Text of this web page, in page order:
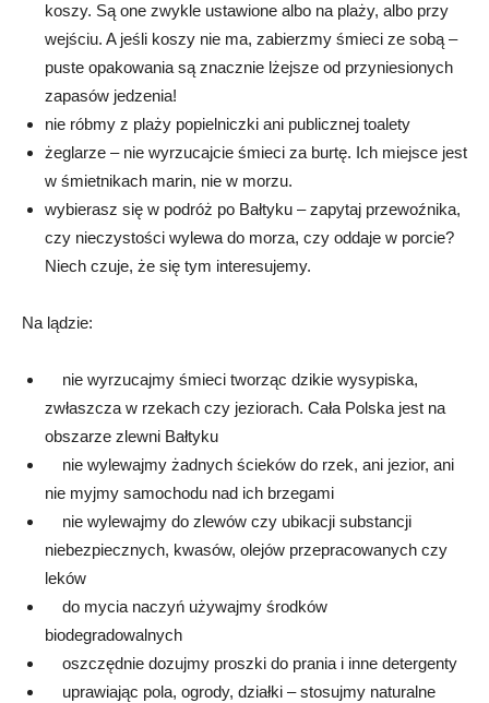
koszy. Są one zwykle ustawione albo na plaży, albo przy
wejściu. A jeśli koszy nie ma, zabierzmy śmieci ze sobą –
puste opakowania są znacznie lżejsze od przyniesionych
zapasów jedzenia!
nie róbmy z plaży popielniczki ani publicznej toalety
żeglarze – nie wyrzucajcie śmieci za burtę. Ich miejsce jest
w śmietnikach marin, nie w morzu.
wybierasz się w podróż po Bałtyku – zapytaj przewoźnika,
czy nieczystości wylewa do morza, czy oddaje w porcie?
Niech czuje, że się tym interesujemy.
Na lądzie:
nie wyrzucajmy śmieci tworząc dzikie wysypiska,
zwłaszcza w rzekach czy jeziorach. Cała Polska jest na
obszarze zlewni Bałtyku
nie wylewajmy żadnych ścieków do rzek, ani jezior, ani
nie myjmy samochodu nad ich brzegami
nie wylewajmy do zlewów czy ubikacji substancji
niebezpiecznych, kwasów, olejów przepracowanych czy
leków
do mycia naczyń używajmy środków
biodegradowalnych
oszczędnie dozujmy proszki do prania i inne detergenty
uprawiając pola, ogrody, działki – stosujmy naturalne